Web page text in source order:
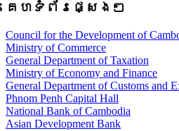
គេហទំព័រផ្សេងៗ
Council for the Development of
Ministry of Commerce
General Department of Taxation
Ministry of Economy and Finance
General Department of Customs and
Phnom Penh Capital Hall
National Bank of Cambodia
Asian Development Bank